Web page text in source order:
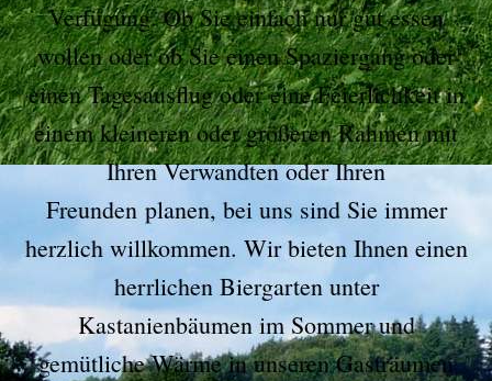
Verfügung. Ob Sie einfach nur gut essen
wollen oder ob Sie einen Spaziergang oder
einen Tagesausflug oder eine Feierlichkeit in
einem kleineren oder größeren Rahmen mit
Ihren Verwandten oder Ihren
Freunden planen, bei uns sind Sie immer
herzlich willkommen. Wir bieten Ihnen einen
herrlichen Biergarten unter
Kastanienbäumen im Sommer und
gemütliche Wärme in unseren Gasträumen